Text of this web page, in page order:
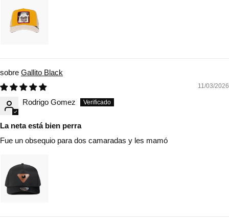
Gallito Black
11/03/2026
Rodrigo Gomez
La neta está bien perra
Fue un obsequio para dos camaradas y les mamó